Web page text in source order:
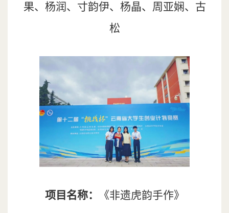
果、杨润、寸韵伊、杨晶、周亚娴、古
松
项目名称： 《非遗虎韵手作》